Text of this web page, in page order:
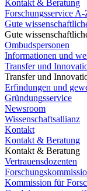
Kontakt & Beratung
Forschungsservice A-
Gute
Gute
Ombudspersonen
Informationen und
Transfer und
Transfer und
Erfindungen und
Gründungsservice
Newsroom
Wissenschaftsallianz
Kontakt
Kontakt & Beratung
Kontakt & Beratung
Vertrauensdozenten
Kommission für